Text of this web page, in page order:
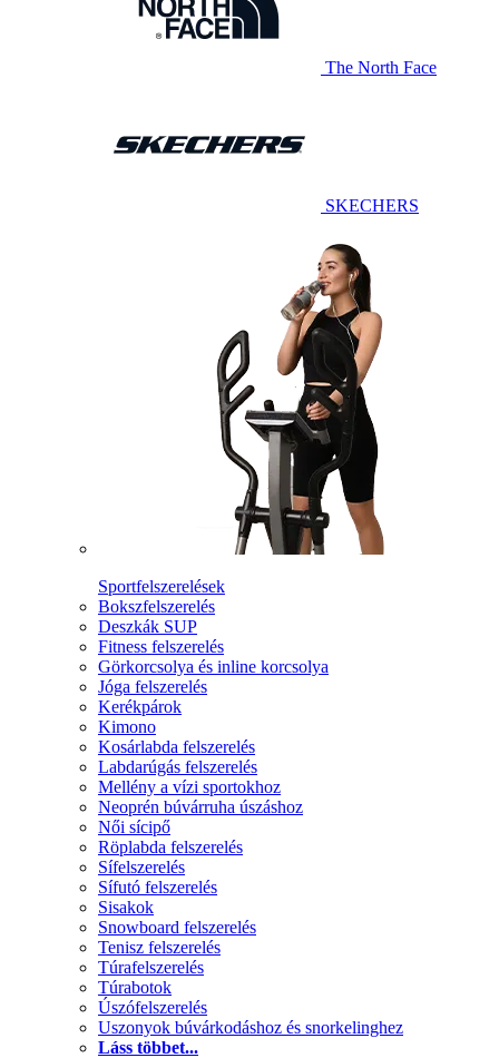
The North Face
SKECHERS
Sportfelszerelések
Bokszfelszerelés
Deszkák SUP
Fitness felszerelés
Görkorcsolya és inline korcsolya
Jóga felszerelés
Kerékpárok
Kimono
Kosárlabda felszerelés
Labdarúgás felszerelés
Mellény a vízi sportokhoz
Neoprén búvárruha úszáshoz
Női sícipő
Röplabda felszerelés
Sífelszerelés
Sífutó felszerelés
Sisakok
Snowboard felszerelés
Tenisz felszerelés
Túrafelszerelés
Túrabotok
Úszófelszerelés
Uszonyok búvárkodáshoz és snorkelinghez
Láss többet...